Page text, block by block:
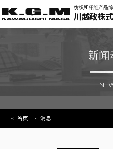
纺织和纤维产品
川越政株
新闻
首页 消息